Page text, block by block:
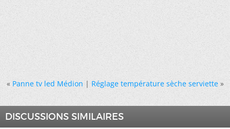
« Panne tv led Médion|Réglage température sèche serviette »
DISCUSSIONS SIMILAIRES